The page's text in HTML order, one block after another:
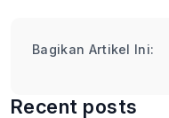
Bagikan Artikel Ini:
Recent posts